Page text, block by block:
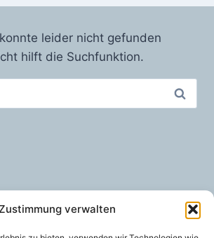
verwalten
Kontraste
leider nicht gefunden
hilft die Suchfunktion.